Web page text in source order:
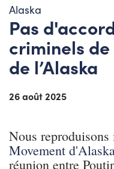
Alaska
Pas
criminels
de l’Alaska
26 août 2025
Nous
Movement
réunion entre